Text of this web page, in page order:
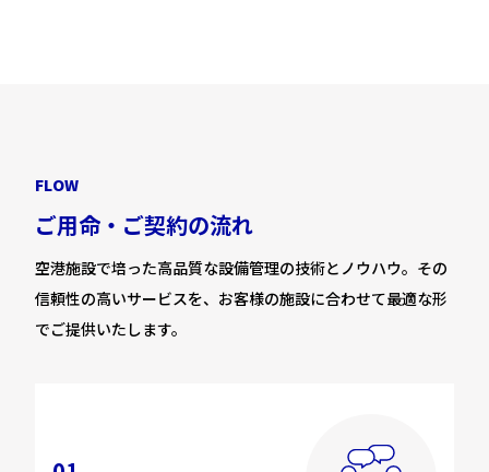
FLOW
ご用命 ・ ご契約の流れ
空港施設で培った高品質な設備管理の技術とノウハウ。その
信頼性の高いサービスを、お客様の施設に合わせて最適な形
でご提供いたします。